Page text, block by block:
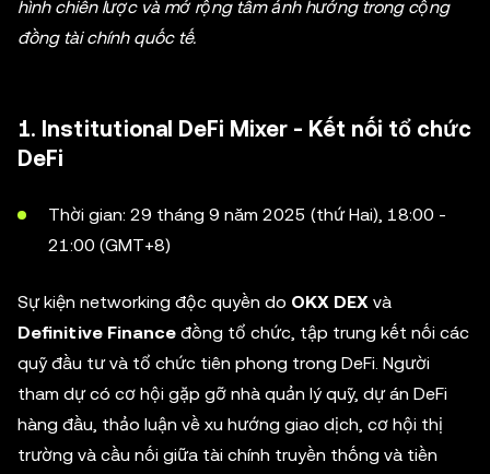
hình chiến lược và mở rộng tầm ảnh hưởng trong cộng
đồng tài chính quốc tế.
1. Institutional DeFi Mixer - Kết nối tổ chức
DeFi
Thời gian: 29 tháng 9 năm 2025 (thứ Hai), 18:00 -
21:00 (GMT+8)
Sự kiện networking độc quyền do OKX DEX và
Definitive Finance đồng tổ chức, tập trung kết nối các
quỹ đầu tư và tổ chức tiên phong trong DeFi. Người
tham dự có cơ hội gặp gỡ nhà quản lý quỹ, dự án DeFi
hàng đầu, thảo luận về xu hướng giao dịch, cơ hội thị
trường và cầu nối giữa tài chính truyền thống và tiền